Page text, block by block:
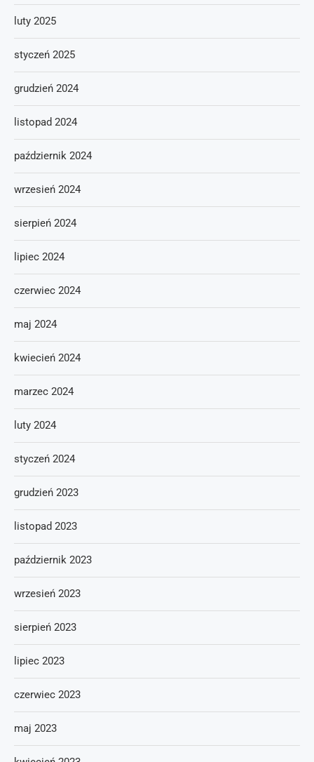
luty 2025
styczeń 2025
grudzień 2024
listopad 2024
październik 2024
wrzesień 2024
sierpień 2024
lipiec 2024
czerwiec 2024
maj 2024
kwiecień 2024
marzec 2024
luty 2024
styczeń 2024
grudzień 2023
listopad 2023
październik 2023
wrzesień 2023
sierpień 2023
lipiec 2023
czerwiec 2023
maj 2023